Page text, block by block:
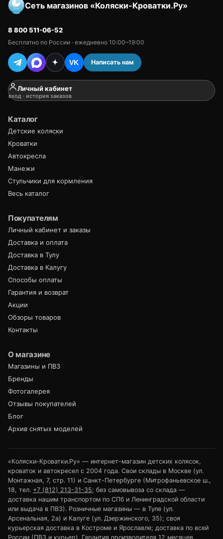
Сеть магазинов «Коляски-Кроватки.Ру»
8 800 511-06-52
Бесплатно по России · ежедневно 10:00–19:00
VK Написать нам
Личный кабинет
вход · история заказов
Каталог
Детские коляски
Кроватки
Автокресла
Манежи
Стульчики для кормления
Весь каталог
Покупателям
Личный кабинет и заказы
Доставка и оплата
Доставка в Тулу
Доставка в Калугу
Способы оплаты
Гарантия и возврат
Акции
Обзоры товаров
Контакты
О магазине
Магазины и ПВЗ
Бренды
Фотогалерея
Отзывы покупателей
Блог
Архив снятых моделей
«Коляски-Кроватки.Ру» — интернет-магазин детских колясок,
кроваток и автокресел с 2004 года. Свои склады в Москве (ул.
Монтажная, 7, стр. 11) и Санкт-Петербурге (Митрофаньевское ш.,
18, тел. +7 (812) 213-31-35; без самовывоза со склада —
доставка нашим транспортом по СПб и Ленинградской области
или выдача в ПВЗ). Розничные магазины — в Туле (ул.
Арсенальная, 2а) и Калуге (ул. Дзержинского, 35); своя
курьерская доставка в Костроме и Ярославле; доставка по всей
России (ПВЗ и курьер). Гарантия производителя 12 месяцев,